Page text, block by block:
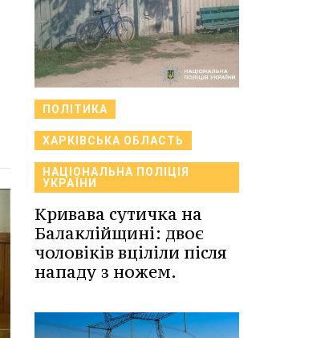
ПОЛІТИКА
ХАРКІВСЬКА ОБЛАСТЬ
НАЦІОНАЛЬНА ПОЛІЦІЯ
УКРАЇНИ
Кривава сутичка на
Балаклійщині: двоє
чоловіків вціліли після
нападу з ножем.